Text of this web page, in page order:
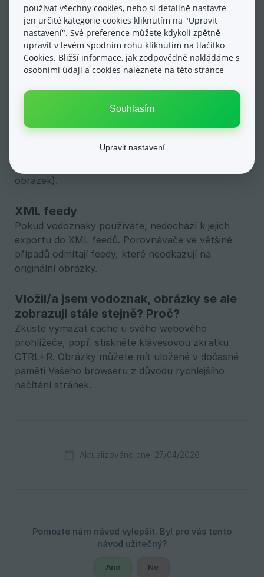
Náhledové obrázky produktů
Pokud patříte mezi zákazníky, kteří chtějí
vodoznak pouze v detailu produktu, ale náhledový
obrázek chcete bez vodoznaku, můžete si nahrát
nebude všímat. Při generování neprobíhá umístění
vodoznaku do náhledových obrázků, je tedy
potřeba kliknout na tlačítko Obnovit náhledy
automatickému přegenerování (pouze v případě,
obrázek).
XML feedy
Pokud vodoznaky používáte, nedochází k jejich
exportu do XML feedů. Porovnávače ve většině
případů odmítají feedy, které neodkazují na
originální obrázky.
Vložil/a jsem vodoznak, obrázky se ale
zobrazují stále stejně? Proč?
Zkuste vymazat cache u svého webového
prohlížeče, popř. stiskněte klávesovou zkratku
CTRL+R. Obrázky můžete mít uložené v dočasné
paměti Vašeho browseru z důvodu rychlejšího
načítání stránek.
Aktualizováno dne: 27/04/2026
Ano Ne
používat všechny cookies, nebo si detailně nastavte
jen určité kategorie cookies kliknutím na "Upravit
nastavení". Své preference můžete kdykoli zpětně
upravit v levém spodním rohu kliknutím na tlačítko
Cookies. Bližší informace, jak zodpovědně nakládáme s
osobními údaji a cookies naleznete na této stránce
Souhlasím
Upravit nastavení